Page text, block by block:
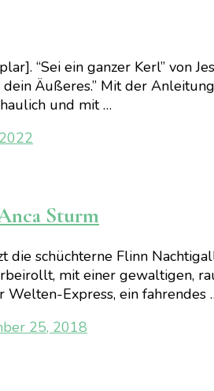
“Sei ein ganzer Kerl” von
Äußeres.” Mit der
und mit …
Sturm
die schüchterne Flinn
mit einer gewaltigen,
Welten-Express, ein fahrendes
25, 2018